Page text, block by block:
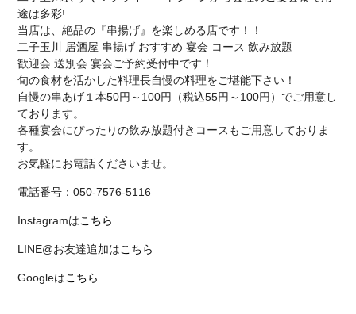
途は多彩!
当店は、絶品の『串揚げ』を楽しめる店です！！
二子玉川 居酒屋 串揚げ おすすめ 宴会 コース 飲み放題
歓迎会 送別会 宴会ご予約受付中です！
旬の食材を活かした料理長自慢の料理をご堪能下さい！
自慢の串あげ１本50円～100円（税込55円～100円）でご用意し
ております。
各種宴会にぴったりの飲み放題付きコースもご用意しておりま
す。
お気軽にお電話くださいませ。
電話番号：050-7576-5116
Instagramはこちら
LINE@お友達追加はこちら
Googleはこちら